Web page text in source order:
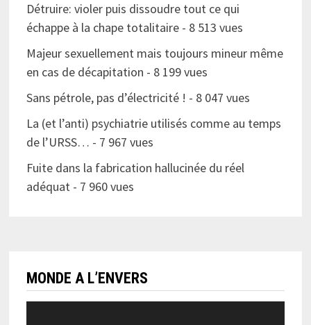
Détruire: violer puis dissoudre tout ce qui
échappe à la chape totalitaire- 8 513 vues
Majeur sexuellement mais toujours mineur même
en cas de décapitation - 8 199 vues
Sans pétrole, pas d’électricité ! - 8 047 vues
La (et l’anti) psychiatrie utilisés comme au temps
de l’URSS… - 7 967 vues
Fuite dans la fabrication hallucinée du réel
adéquat- 7 960 vues
MONDE A L’ENVERS